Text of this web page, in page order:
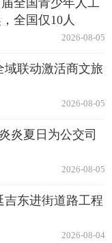
全国青少年人工
全国仅10人
2026-08-05
域联动激活商文旅
2026-08-05
炎夏日为公交司
2026-08-05
东进街道路工程
2026-08-04